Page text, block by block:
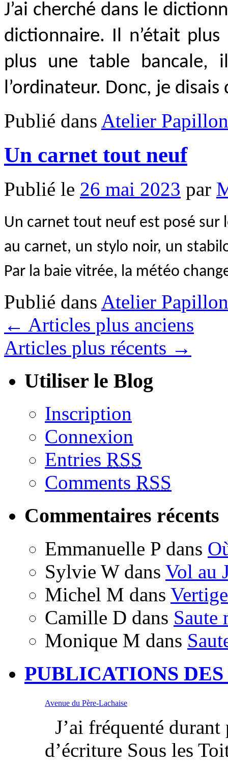
J’ai cherché dans le
dictionnaire. Il n’était
plus une table bancale,
l’ordinateur. Donc, je
Publié dans Atelier Papillon
Un carnet tout neuf
Publié le 26 mai 2023 par
Un carnet tout neuf est posé sur
au carnet, un stylo noir, un
Par la baie vitrée, la météo
Publié dans Atelier Papillon
← Articles plus anciens
Articles plus récents →
Utiliser le Blog
Inscription
Connexion
Entries RSS
Comments RSS
Commentaires récents
Emmanuelle P dans
Sylvie Wdans Vol au
Michel M dans
Camille D dans Saute
Monique M dans
PUBLICATIONS
Avenue du Père-Lachaise
J’ai fréquenté
d’écriture Sous les